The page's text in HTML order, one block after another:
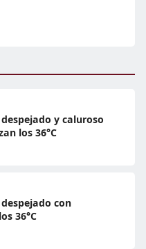
y caluroso
los 36°C
con
36°C